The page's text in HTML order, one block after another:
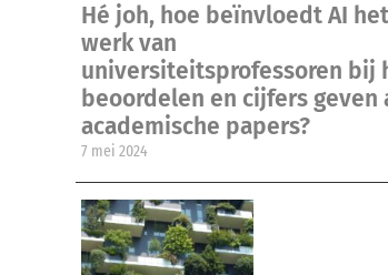
Hé joh, hoe beïnvloedt AI het
werk van
universiteitsprofessoren bij
beoordelen en cijfers geven
academische papers?
7 mei 2024